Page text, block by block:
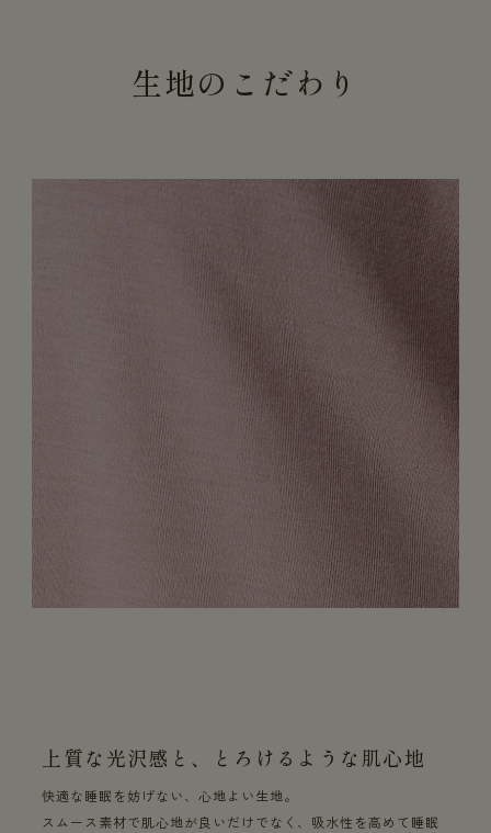
生地のこだわり
上質な光沢感と、とろけるような肌心地
快適な睡眠を妨げない、心地よい生地。
スムース素材で肌心地が良いだけでなく、吸水性を高めて睡眠